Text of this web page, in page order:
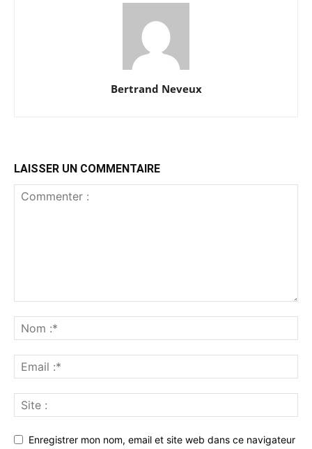
Bertrand Neveux
LAISSER UN COMMENTAIRE
Enregistrer mon nom, email et site web dans ce navigateur